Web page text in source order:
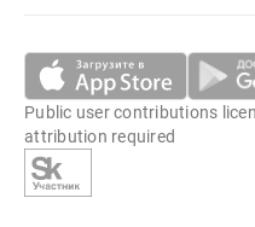
Public user contributions
attribution required